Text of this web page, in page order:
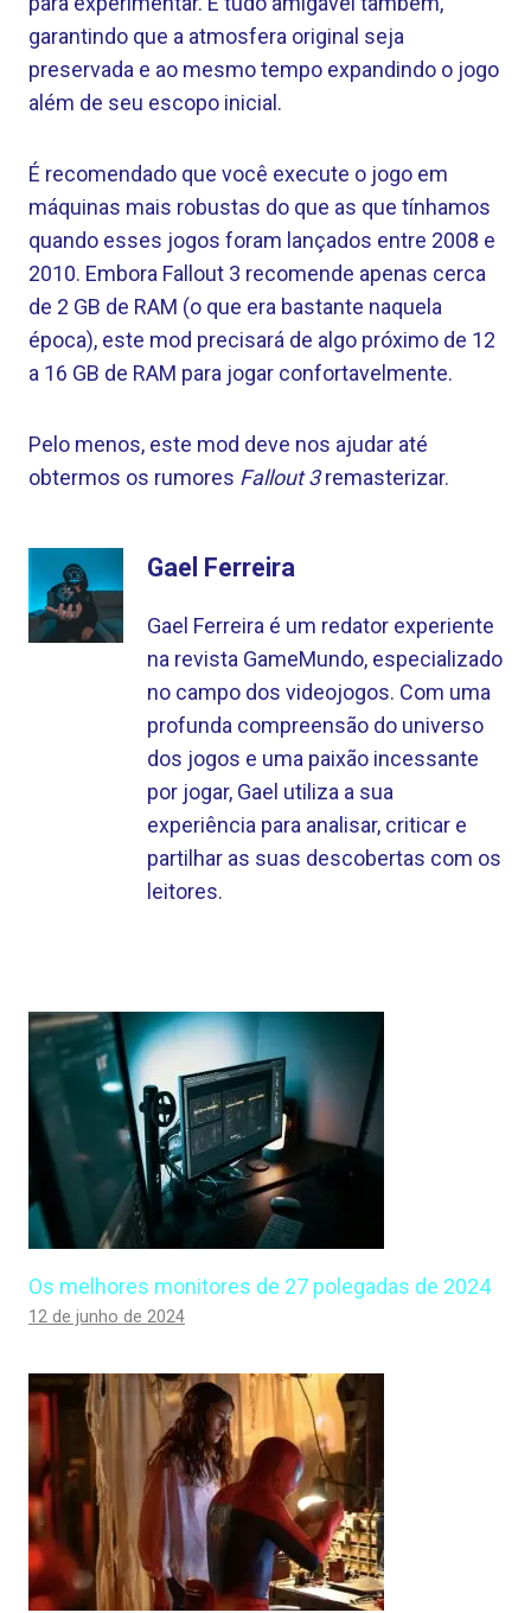
garantindo que a atmosfera original seja
preservada e ao mesmo tempo expandindo o jogo
além de seu escopo inicial.
É recomendado que você execute o jogo em
máquinas mais robustas do que as que tínhamos
quando esses jogos foram lançados entre 2008 e
2010. Embora Fallout 3 recomende apenas cerca
de 2 GB de RAM (o que era bastante naquela
época), este mod precisará de algo próximo de 12
a 16 GB de RAM para jogar confortavelmente.
Pelo menos, este mod deve nos ajudar até
obtermos os rumores Fallout 3remasterizar.
Gael Ferreira
Gael Ferreira é um redator experiente
na revista GameMundo, especializado
no campo dos videojogos. Com uma
profunda compreensão do universo
dos jogos e uma paixão incessante
por jogar, Gael utiliza a sua
experiência para analisar, criticar e
partilhar as suas descobertas com os
leitores.
Os melhores monitores de 27 polegadas de 2024
12 de junho de 2024